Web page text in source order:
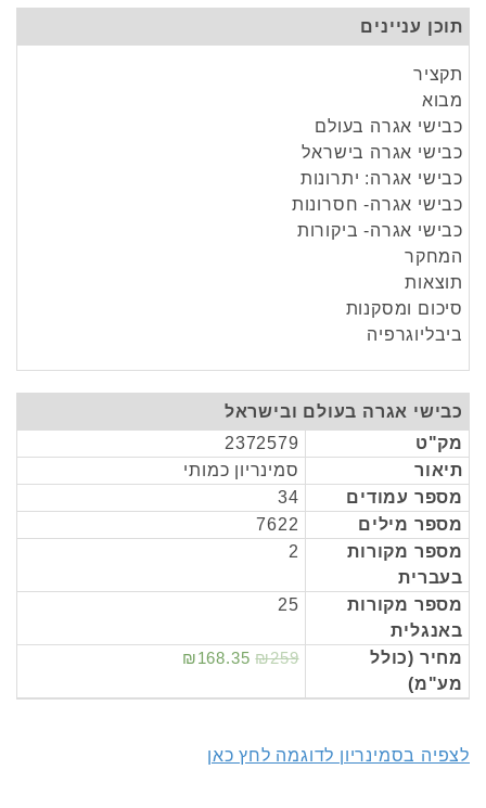
תוכן עניינים
תקציר
מבוא
כבישי אגרה בעולם
כבישי אגרה בישראל
כבישי אגרה: יתרונות
כבישי אגרה- חסרונות
כבישי אגרה- ביקורות
המחקר
תוצאות
סיכום ומסקנות
ביבליוגרפיה
כבישי אגרה בעולם ובישראל
מק"ט
2372579
תיאור
סמינריון כמותי
מספר עמודים
34
מספר מילים
7622
מספר מקורות
בעברית
2
מספר מקורות
באנגלית
25
מחיר (כולל
מע"מ)
₪168.35 ₪259
לצפיה בסמינריון לדוגמה לחץ כאן